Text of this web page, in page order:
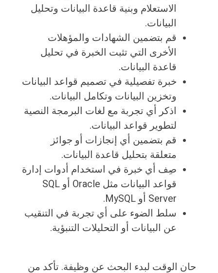
الاستعلام وبنية قاعدة البيانات وتحليل
البيانات.
قم بتضمين الشهادات والمؤهلات
الأخرى التي تثبت الخبرة في تحليل
قاعدة البيانات.
خبرة تفصيلية في تصميم قواعد البيانات
وتخزين البيانات وتكامل البيانات.
اذكر أي تجربة مع لغات البرمجة النصية
لتطوير قواعد البيانات.
قم بتضمين أي إنجازات أو جوائز
متعلقة بتحليل قاعدة البيانات.
صِف أي خبرة في استخدام أدوات إدارة
قواعد البيانات مثل Oracle أو SQL
Server أو MySQL.
سلط الضوء على أي تجربة في التنقيب
عن البيانات أو التحليلات التنبؤية.
حان الوقت لبدء البحث عن وظيفة. تأكد من